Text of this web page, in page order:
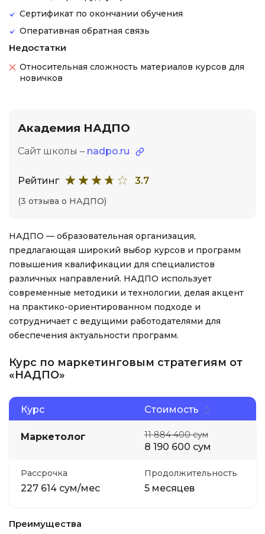
Сертификат по окончании обучения
Оперативная обратная связь
Недостатки
Относительная сложность материалов курсов для
новичков
Академия НАДПО
Сайт школы – nadpo.ru
Рейтинг 3.7
(3 отзыва о НАДПО)
НАДПО — образовательная организация,
предлагающая широкий выбор курсов и программ
повышения квалификации для специалистов
различных направлений. НАДПО использует
современные методики и технологии, делая акцент
на практико-ориентированном подходе и
сотрудничает с ведущими работодателями для
обеспечения актуальности программ.
Курс по маркетинговым стратегиям от
«НАДПО»
Курс Стоимость
Маркетолог 11 884 400 сум
8 190 600 сум
Рассрочка
227 614 сум/мес
Продолжительность
5 месяцев
Преимущества